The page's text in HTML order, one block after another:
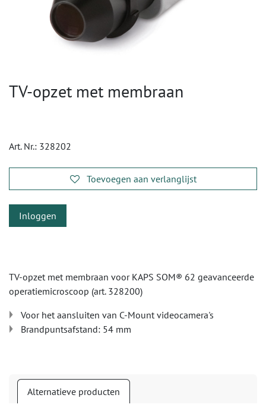
TV-opzet met membraan
Art. Nr.: 328202
Toevoegen aan verlanglijst
Inloggen
TV-opzet met membraan voor KAPS SOM® 62 geavanceerde
operatiemicroscoop (art. 328200)
Voor het aansluiten van C-Mount videocamera's
Brandpuntsafstand: 54 mm
Alternatieve producten